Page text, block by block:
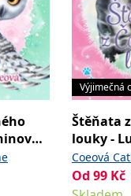
Výjimečná
Štěňata
louky -
kouzla
Coeová
Od 99 Kč